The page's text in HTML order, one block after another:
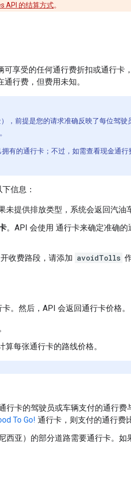
API 的结算方式。
可享受的任何通行费折扣或通行卡
行费，但费用未知。
，前提是您的请求准确反映了每位驾
有的通行卡；不过，如需查看现金通行
信息：
未提供排放类型，系统会返回汽油
。API 会使用 通行卡来确定准确
收费路段，请添加 avoidTolls
。然后，API 会返回通行卡价格。
算每张通行卡的路线价格。
行卡的驾驶员或车辆支付的通行
To Go! 通行卡，则支付的通行费
西亚）的部分道路需要通行卡。